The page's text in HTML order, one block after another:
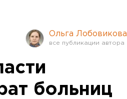
Ольга Лобовикова
больниц